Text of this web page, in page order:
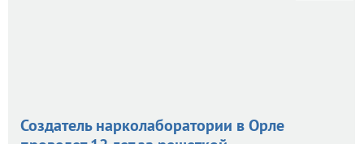
Создатель нарколаборатории в Орле